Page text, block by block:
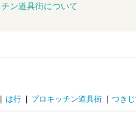
ン道具街について
は行 プロキッチン道具街 つき